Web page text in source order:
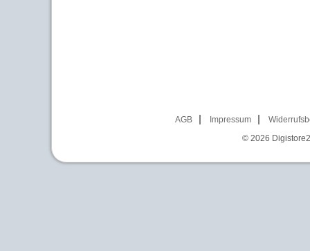
AGB Impressum
© 2026